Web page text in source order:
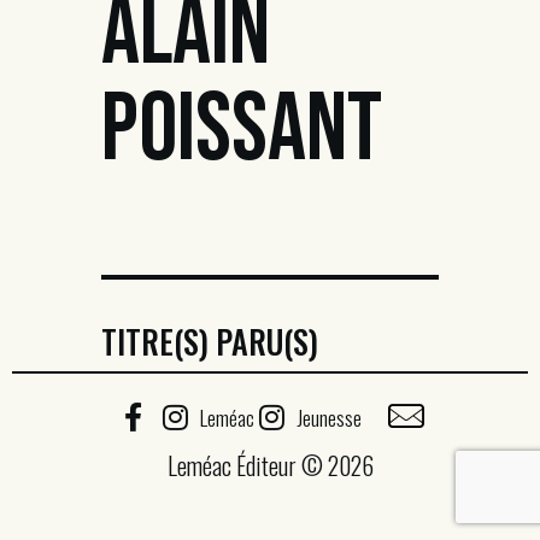
ALAIN
POISSANT
TITRE(S) PARU(S)
Leméac Jeunesse
Leméac Éditeur © 2026